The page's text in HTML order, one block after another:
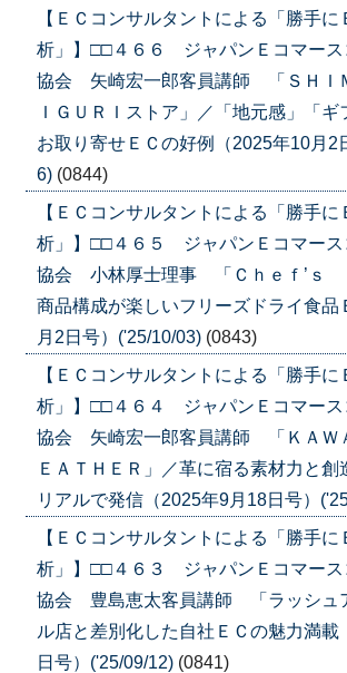
【ＥＣコンサルタントによる「勝手に
析」】□□４６６ ジャパンＥコマース
協会 矢崎宏一郎客員講師 「ＳＨＩ
ＩＧＵＲＩストア」／「地元感」「ギ
お取り寄せＥＣの好例（2025年10月2
6) (0844)
【ＥＣコンサルタントによる「勝手に
析」】□□４６５ ジャパンＥコマース
協会 小林厚士理事 「Ｃｈｅｆ’ｓ
商品構成が楽しいフリーズドライ食品
月2日号）('25/10/03) (0843)
【ＥＣコンサルタントによる「勝手に
析」】□□４６４ ジャパンＥコマース
協会 矢崎宏一郎客員講師 「ＫＡＷ
ＥＡＴＨＥＲ」／革に宿る素材力と創
リアルで発信（2025年9月18日号）
【ＥＣコンサルタントによる「勝手に
析」】□□４６３ ジャパンＥコマース
協会 豊島恵太客員講師 「ラッシュ
ル店と差別化した自社ＥＣの魅力満載
日号）('25/09/12) (0841)